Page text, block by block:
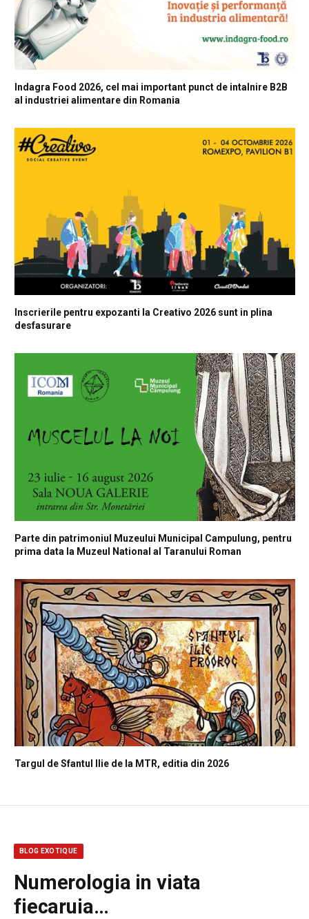
Indagra Food 2026, cel mai important punct de intalnire B2B
al industriei alimentare din Romania
Inscrierile pentru expozanti la Creativo 2026 sunt in plina
desfasurare
Parte din patrimoniul Muzeului Municipal Campulung, pentru
prima data la Muzeul National al Taranului Roman
Targul de Sfantul Ilie de la MTR, editia din 2026
BLOG EXOTIQUE
Numerologia in viata
fiecaruia…